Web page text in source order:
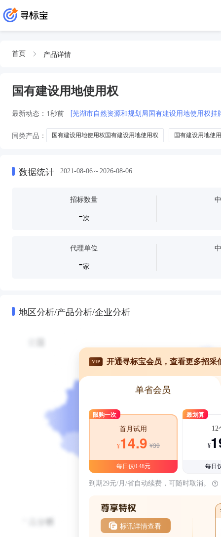
首页 产品详情
国有建设用地使用权
最新动态： 1秒前 [芜湖市自然资源和规划局国有建设用地使用权
同类产品： 国有建设用地使用权国有建设用地使用权 国有建设用地使
数据统计 2021-08-06～2026-08-06
招标数量
-次
代理单位
-家
地区分析/产品分析/企业分析
VIP 开通寻标宝会员，查看更多招采
单省会员
限购一次
首月试用
¥14.9 ¥39
每日仅0.48元
最划算
12
¥
每日
到期29元/月/省自动续费，可随时取消。
标讯详情查看